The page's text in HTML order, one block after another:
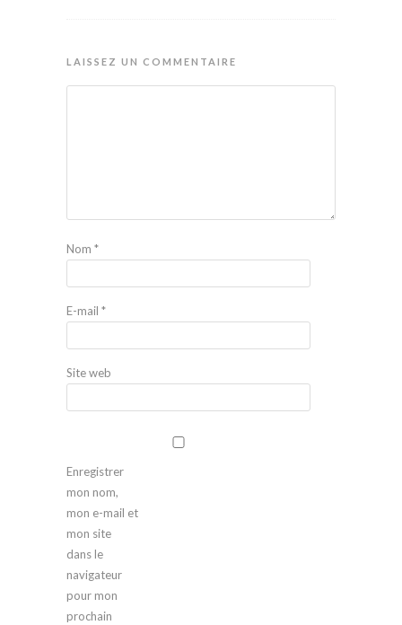
LAISSEZ UN COMMENTAIRE
Nom *
E-mail *
Site web
Enregistrer
mon nom,
mon e-mail et
mon site
dans le
navigateur
pour mon
prochain